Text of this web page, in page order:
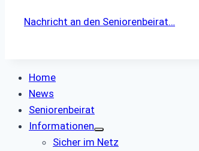
Nachricht an den Seniorenbeirat…
Home
News
Seniorenbeirat
Informationen
Sicher im Netz